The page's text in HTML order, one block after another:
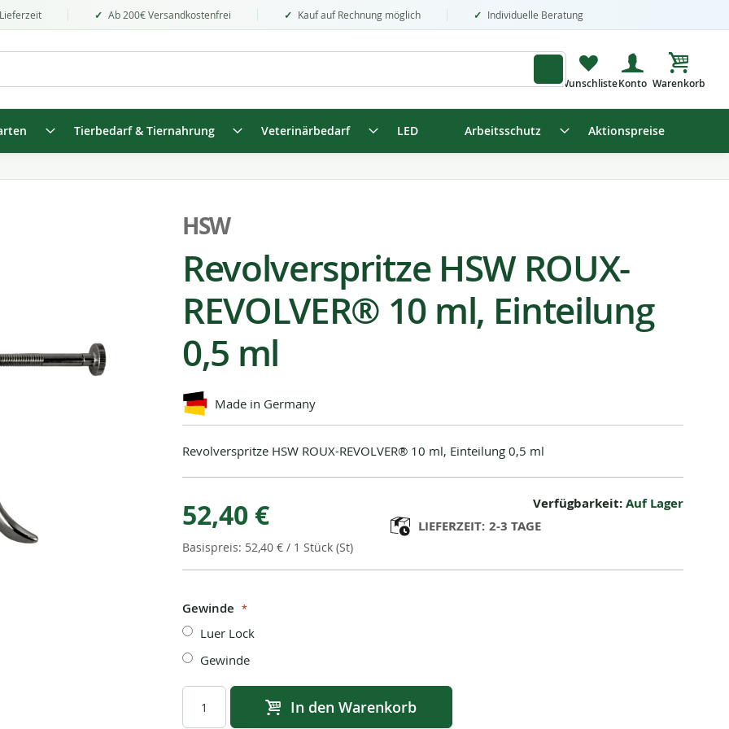
Ab 200€ Versandkostenfrei Kauf auf Rechnung möglich Individuelle Beratung
Mein
Tierbedarf & Tiernahrung Veterinärbedarf LED Arbeitsschutz Aktionspreise
HSW
Revolverspritze HSW ROUX-
REVOLVER® 10 ml, Einteilung
0,5 ml
Made in Germany
Revolverspritze HSW ROUX-REVOLVER® 10 ml, Einteilung 0,5 ml
52,40 €
52,40 € / 1 Stück (St)
Verfügbarkeit:Auf Lager
LIEFERZEIT: 2-3 TAGE
Gewinde
Luer Lock
Gewinde
In den Warenkorb